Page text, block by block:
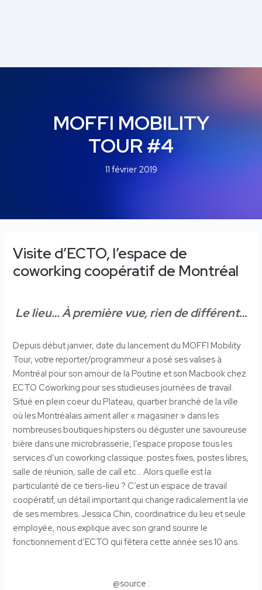
MOFFI MOBILITY
TOUR #4
11 février 2019
Visite d’ECTO, l’espace de
coworking coopératif de Montréal
Le lieu… À première vue, rien de différent…
Depuis début janvier, date du lancement du MOFFI Mobility
Tour, votre reporter/programmeur a posé ses valises à
Montréal pour son amour de la Poutine et son Macbook chez
ECTO Coworking pour ses studieuses journées de travail.
Situé en plein coeur du Plateau, quartier branché de la ville
où les Montréalais aiment aller « magasiner » dans les
nombreuses boutiques hipsters ou déguster une savoureuse
bière dans une microbrasserie, l’espace propose tous les
services d’un coworking classique: postes fixes, postes libres,
salle de réunion, salle de call etc… Alors quelle est la
particularité de ce tiers-lieu ? C’est un espace de travail
coopératif, un détail important qui change radicalement la vie
de ses membres. Jessica Chin, coordinatrice du lieu et seule
employée, nous explique avec son grand sourire le
fonctionnement d’ECTO qui fêtera cette année ses 10 ans.
@source :